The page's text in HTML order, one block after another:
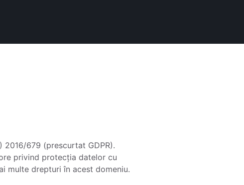
2016/679 (prescurtat GDPR).
privind protecția datelor cu
multe drepturi în acest domeniu.